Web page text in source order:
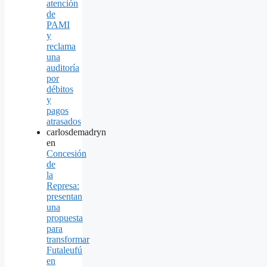
atención
de
PAMI
y
reclama
una
auditoría
por
débitos
y
pagos
atrasados
carlosdemadryn
en
Concesión
de
la
Represa:
presentan
una
propuesta
para
transformar
Futaleufú
en